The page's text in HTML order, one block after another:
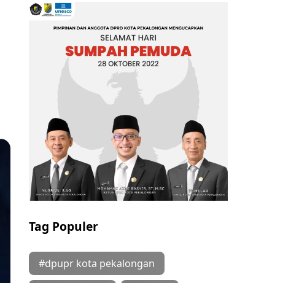
Tag Populer
#dpupr kota pekalongan